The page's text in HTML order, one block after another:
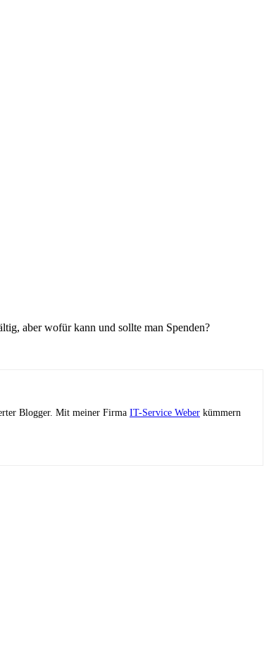
aber wofür kann und sollte man Spenden?
Blogger. Mit meiner Firma IT-Service Weber kümmern